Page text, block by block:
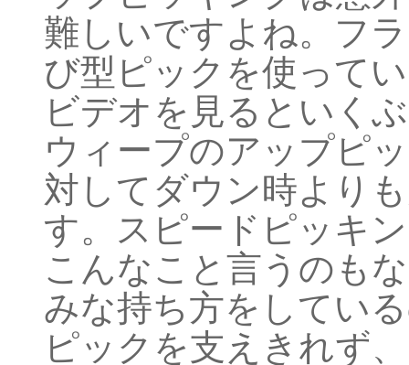
難しいですよね。フ
び型ピックを使って
ビデオを見るといく
ウィープのアップピ
対してダウン時より
す。スピードピッキ
こんなこと言うのも
みな持ち方をしてい
ピックを支えきれず